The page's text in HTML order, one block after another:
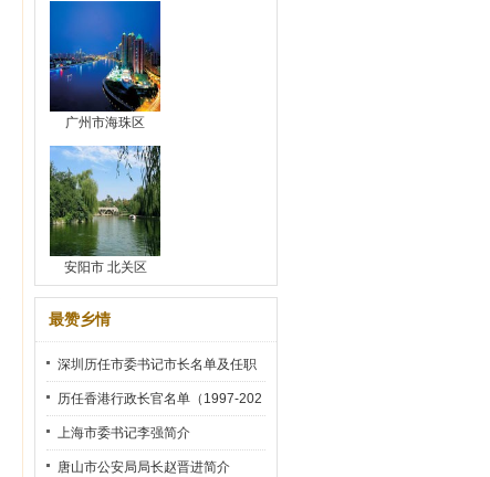
广州市海珠区
安阳市 北关区
最赞乡情
深圳历任市委书记市长名单及任职
时间
历任香港行政长官名单（1997-202
2）
上海市委书记李强简介
唐山市公安局局长赵晋进简介